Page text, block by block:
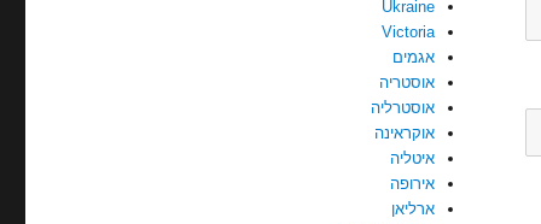
Ukraine
Victoria
אגמים
אוסטריה
אוסטרליה
אוקראינה
איטליה
אירופה
ארליאן